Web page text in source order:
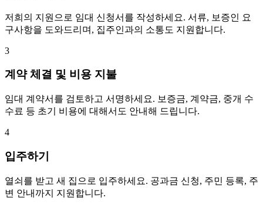
저희의 지원으로 임대 신청서를 작성하세요. 서류, 보증인 요
구사항을 도와드리며, 집주인과의 소통도 지원합니다.
3
계약 체결 및 비용 지불
임대 계약서를 검토하고 서명하세요. 보증금, 계약금, 중개 수
수료 등 초기 비용에 대해서도 안내해 드립니다.
4
입주하기
열쇠를 받고 새 집으로 입주하세요. 공과금 신청, 주민 등록, 주
변 안내까지 지원합니다.